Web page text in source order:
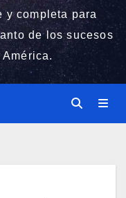
y completa para
de los sucesos